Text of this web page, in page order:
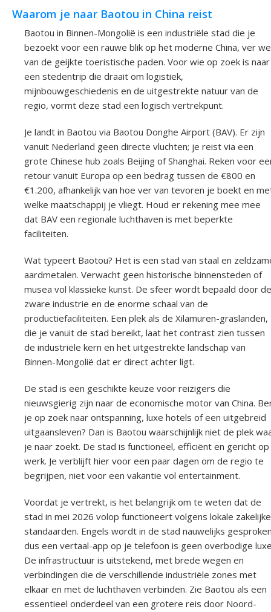
Waarom je naar Baotou in China reist
Baotou in Binnen-Mongolië is een industriële stad die je
bezoekt voor een rauwe blik op het moderne China, ver
van de geijkte toeristische paden. Voor wie op zoek is naar
een stedentrip die draait om logistiek,
mijnbouwgeschiedenis en de uitgestrekte natuur van de
regio, vormt deze stad een logisch vertrekpunt.
Je landt in Baotou via Baotou Donghe Airport (BAV). Er zijn
vanuit Nederland geen directe vluchten; je reist via een
grote Chinese hub zoals Beijing of Shanghai. Reken voor
retour vanuit Europa op een bedrag tussen de €800 en
€1.200, afhankelijk van hoe ver van tevoren je boekt en
welke maatschappij je vliegt. Houd er rekening mee mee
dat BAV een regionale luchthaven is met beperkte
faciliteiten.
Wat typeert Baotou? Het is een stad van staal en
aardmetalen. Verwacht geen historische binnensteden of
musea vol klassieke kunst. De sfeer wordt bepaald door de
zware industrie en de enorme schaal van de
productiefaciliteiten. Een plek als de Xilamuren-graslanden,
die je vanuit de stad bereikt, laat het contrast zien tussen
de industriële kern en het uitgestrekte landschap van
Binnen-Mongolië dat er direct achter ligt.
De stad is een geschikte keuze voor reizigers die
nieuwsgierig zijn naar de economische motor van China.
je op zoek naar ontspanning, luxe hotels of een uitgebreid
uitgaansleven? Dan is Baotou waarschijnlijk niet de plek
je naar zoekt. De stad is functioneel, efficiënt en gericht op
werk. Je verblijft hier voor een paar dagen om de regio te
begrijpen, niet voor een vakantie vol entertainment.
Voordat je vertrekt, is het belangrijk om te weten dat de
stad in mei 2026 volop functioneert volgens lokale zakelijke
standaarden. Engels wordt in de stad nauwelijks
dus een vertaal-app op je telefoon is geen overbodige
De infrastructuur is uitstekend, met brede wegen en
verbindingen die de verschillende industriële zones met
elkaar en met de luchthaven verbinden. Zie Baotou als een
essentieel onderdeel van een grotere reis door Noord-